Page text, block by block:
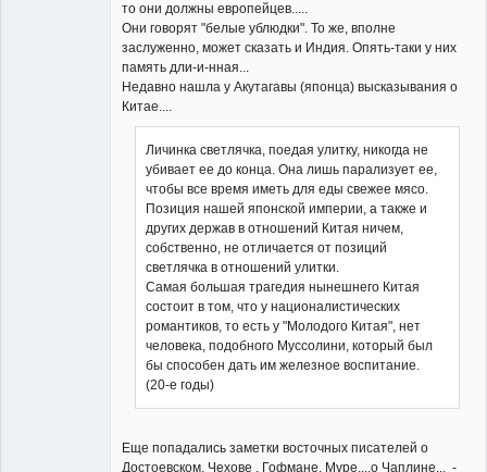
то они должны европейцев.....
Они говорят "белые ублюдки". То же, вполне
заслуженно, может сказать и Индия. Опять-таки у них
память дли-и-нная...
Недавно нашла у Акутагавы (японца) высказывания о
Китае....
Личинка светлячка, поедая улитку, никогда не
убивает ее до конца. Она лишь парализует ее,
чтобы все время иметь для еды свежее мясо.
Позиция нашей японской империи, а также и
других держав в отношений Китая ничем,
собственно, не отличается от позиций
светлячка в отношений улитки.
Самая большая трагедия нынешнего Китая
состоит в том, что у националистических
романтиков, то есть у "Молодого Китая", нет
человека, подобного Муссолини, который был
бы способен дать им железное воспитание.
(20-е годы)
Еще попадались заметки восточных писателей о
Достоевском, Чехове , Гофмане, Муре....о Чаплине... -